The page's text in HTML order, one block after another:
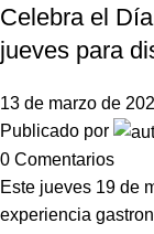
Celebra el
jueves para
13 de marzo de
Publicado por
0 Comentarios
Este jueves 19 de
experiencia